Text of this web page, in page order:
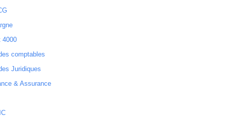
4000
comptables
Juridiques
& Assurance